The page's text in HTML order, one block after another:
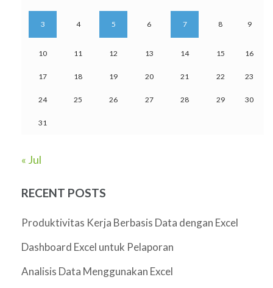
3 4 5 6 7 8 9
10 11 12 13 14 15 16
17 18 19 20 21 22 23
24 25 26 27 28 29 30
31
« Jul
RECENT POSTS
Produktivitas Kerja Berbasis Data dengan Excel
Dashboard Excel untuk Pelaporan
Analisis Data Menggunakan Excel